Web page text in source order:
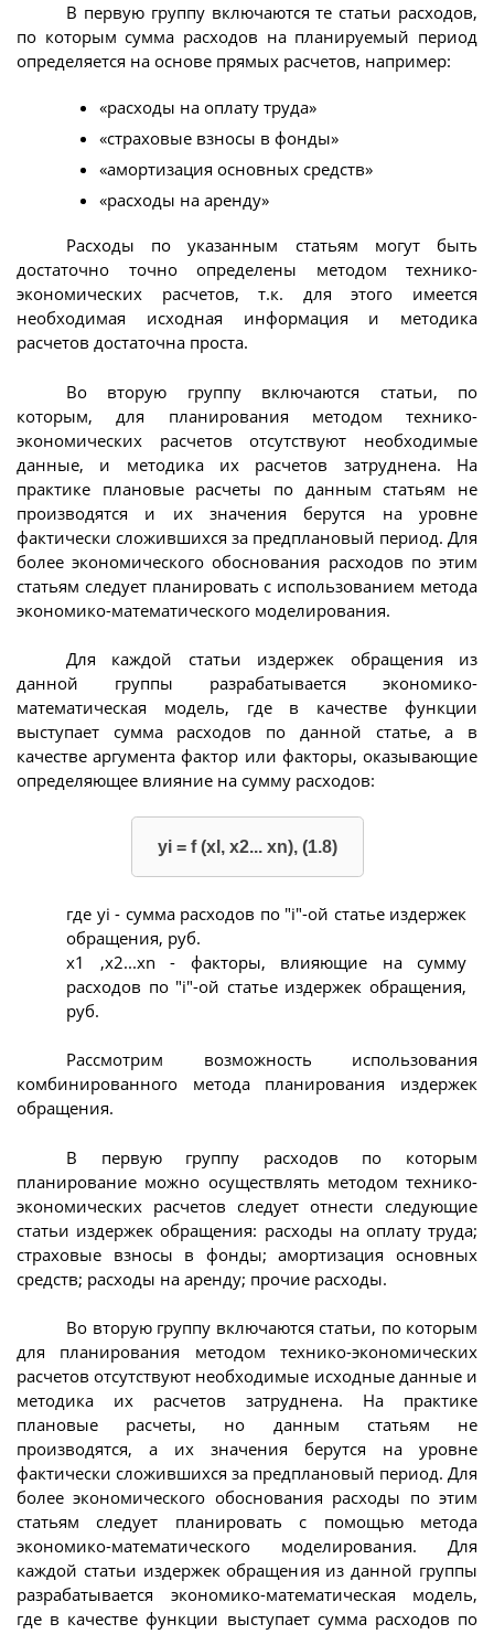
В первую группу включаются те статьи расходов,
по которым сумма расходов на планируемый период
определяется на основе прямых расчетов, например:
«расходы на оплату труда»
«страховые взносы в фонды»
«амортизация основных средств»
«расходы на аренду»
Расходы по указанным статьям могут быть
достаточно точно определены методом технико-
экономических расчетов, т.к. для этого имеется
необходимая исходная информация и методика
расчетов достаточна проста.
Во вторую группу включаются статьи, по
которым, для планирования методом технико-
экономических расчетов отсутствуют необходимые
данные, и методика их расчетов затруднена. На
практике плановые расчеты по данным статьям не
производятся и их значения берутся на уровне
фактически сложившихся за предплановый период. Для
более экономического обоснования расходов по этим
статьям следует планировать с использованием метода
экономико-математического моделирования.
Для каждой статьи издержек обращения из
данной группы разрабатывается экономико-
математическая модель, где в качестве функции
выступает сумма расходов по данной статье, а в
качестве аргумента фактор или факторы, оказывающие
определяющее влияние на сумму расходов:
yi = f (xl, x2... хn), (1.8)
где уi - сумма расходов по "i"-ой статье издержек
обращения, руб.
х1 ,х2...хn - факторы, влияющие на сумму
расходов по "i"-ой статье издержек обращения,
руб.
Рассмотрим возможность использования
комбинированного метода планирования издержек
обращения.
В первую группу расходов по которым
планирование можно осуществлять методом технико-
экономических расчетов следует отнести следующие
статьи издержек обращения: расходы на оплату труда;
страховые взносы в фонды; амортизация основных
средств; расходы на аренду; прочие расходы.
Во вторую группу включаются статьи, по которым
для планирования методом технико-экономических
расчетов отсутствуют необходимые исходные данные и
методика их расчетов затруднена. На практике
плановые расчеты, но данным статьям не
производятся, а их значения берутся на уровне
фактически сложившихся за предплановый период. Для
более экономического обоснования расходы по этим
статьям следует планировать с помощью метода
экономико-математического моделирования. Для
каждой статьи издержек обращения из данной группы
разрабатывается экономико-математическая модель,
где в качестве функции выступает сумма расходов по